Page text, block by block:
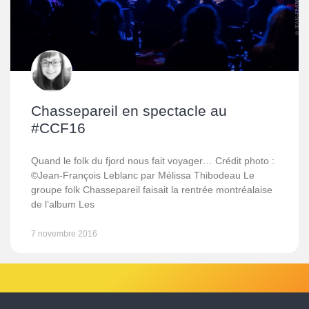
Chassepareil en spectacle au
#CCF16
Quand le folk du fjord nous fait voyager… Crédit photo :
©Jean-François Leblanc par Mélissa Thibodeau Le
groupe folk Chassepareil faisait la rentrée montréalaise
de l’album Les
7 novembre 2016